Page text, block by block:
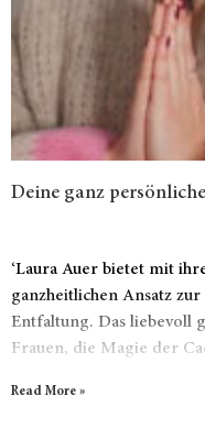
Deine ganz
‘Laura Auer bietet mit
ganzheitlichen Ansatz
Entfaltung. Das liebevoll
Frauen, die Magie der
Read More »